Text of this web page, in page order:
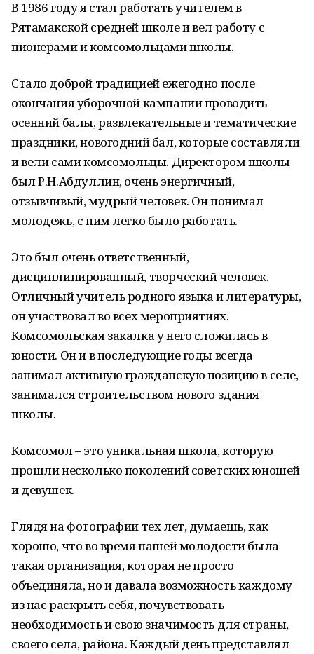
В 1986 году я стал работать учителем в
Рятамакской средней школе и вел работу с
пионерами и комсомольцами школы.
Стало доброй традицией ежегодно после
окончания уборочной кампании проводить
осенний балы, развлекательные и тематические
праздники, новогодний бал, которые составляли
и вели сами комсомольцы. Директором школы
был Р.Н.Абдуллин, очень энергичный,
отзывчивый, мудрый человек. Он понимал
молодежь, с ним легко было работать.
Это был очень ответственный,
дисциплинированный, творческий человек.
Отличный учитель родного языка и литературы,
он участвовал во всех мероприятиях.
Комсомольская закалка у него сложилась в
юности. Он и в последующие годы всегда
занимал активную гражданскую позицию в селе,
занимался строительством нового здания
школы.
Комсомол – это уникальная школа, которую
прошли несколько поколений советских юношей
и девушек.
Глядя на фотографии тех лет, думаешь, как
хорошо, что во время нашей молодости была
такая организация, которая не просто
объединяла, но и давала возможность каждому
из нас раскрыть себя, почувствовать
необходимость и свою значимость для страны,
своего села, района. Каждый день представлял